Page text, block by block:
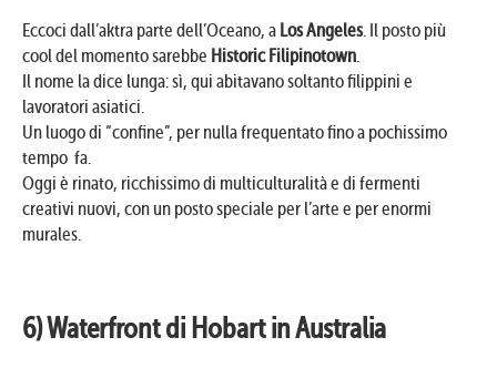
Eccoci dall’aktra parte dell’Oceano, a Los Angeles. Il posto più
cool del momento sarebbe Historic Filipinotown.
Il nome la dice lunga: sì, qui abitavano soltanto filippini e
lavoratori asiatici.
Un luogo di “confine”, per nulla frequentato fino a pochissimo
tempo fa.
Oggi è rinato, ricchissimo di multiculturalità e di fermenti
creativi nuovi, con un posto speciale per l’arte e per enormi
murales.
6) Waterfront di Hobart in Australia